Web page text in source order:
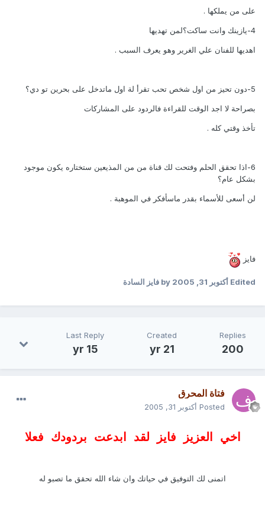
على من يملكها .
4-يازينك وانت ساكت؟لمن تهديها
اهديها للفنان علي الغرير وهو يعرف السبب .
5-دون تحيز من اول شخص تحب تقرأ لة اول ماتدخل على بحرين تو دي؟
بصراحة لا اجد الوقت للقراءة فالردود على المشاركات
تأخذ وقتي كله .
6-اذا تحقق الحلم وفتحت لك قناة من من المذيعين ستختاره يكون موجود
بشكل عام؟
لن أسعى للأسماء بقدر ماسأفكر في الموهبة .
فايز
Edited أكتوبر 31, 2005 by فايز السادة
Replies
200
Created
21 yr
Last Reply
15 yr
فتاة المحرق
Posted أكتوبر 31, 2005
اخي العزيز فايز لقد ابدعت بردودك فعلا
اتمنى لك التوفيق في حياتك وان شاء الله تحقق ما تصبو له